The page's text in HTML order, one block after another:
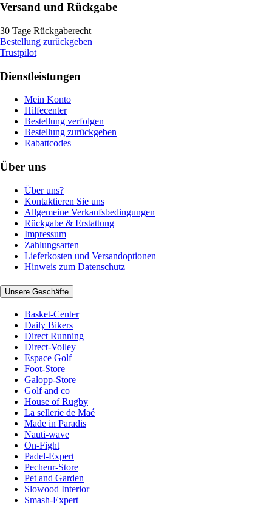
Versand und Rückgabe
30 Tage Rückgaberecht
Bestellung zurückgeben
Trustpilot
Dienstleistungen
Mein Konto
Hilfecenter
Bestellung verfolgen
Bestellung zurückgeben
Rabattcodes
Über uns
Über uns?
Kontaktieren Sie uns
Allgemeine Verkaufsbedingungen
Rückgabe & Erstattung
Impressum
Zahlungsarten
Lieferkosten und Versandoptionen
Hinweis zum Datenschutz
Unsere Geschäfte
Basket-Center
Daily Bikers
Direct Running
Direct-Volley
Espace Golf
Foot-Store
Galopp-Store
Golf and co
House of Rugby
La sellerie de Maé
Made in Paradis
Nauti-wave
On-Fight
Padel-Expert
Pecheur-Store
Pet and Garden
Slowood Interior
Smash-Expert